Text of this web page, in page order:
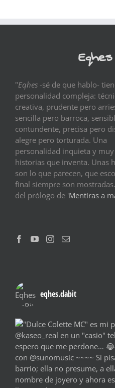
"Eqhes -sé de que hablo-
personalidad compleja:
creativa, prudente pero
sencilla pero barroca,
contundente, precisa pero
alegre pero torturada. Una
personalidad inquieta y
historias que inventa. Unas
son lo que parecen, que
final siempre son
del prólogo de 'Mentiras a
eqhes.dabit